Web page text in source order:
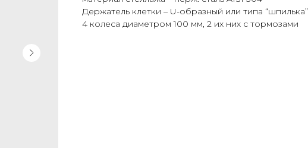
Держатель клетки – U-образный или типа “шпилька”
4 колеса диаметром 100 мм, 2 их них с тормозами